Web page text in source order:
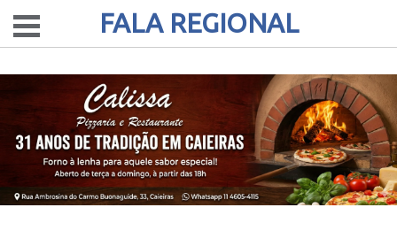
FALA REGIONAL